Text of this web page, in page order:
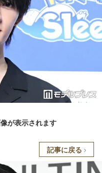
が表示されます
記事に戻る